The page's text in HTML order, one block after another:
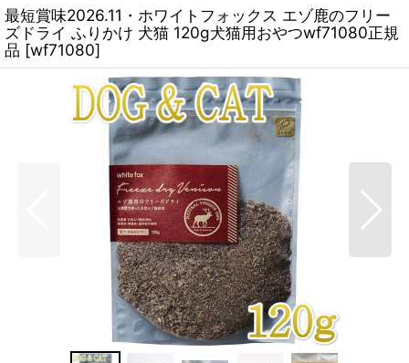
最短賞味2026.11・ホワイトフォックス エゾ鹿のフリー
ズドライ ふりかけ 犬猫 120g犬猫用おやつwf71080正規
品 [wf71080]